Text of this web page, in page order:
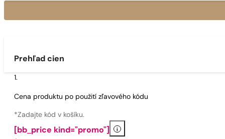
Prehľad cien
Cena produktu po použití zľavového kódu
*Zadajte kód v košíku.
[bb_price kind="promo"] i